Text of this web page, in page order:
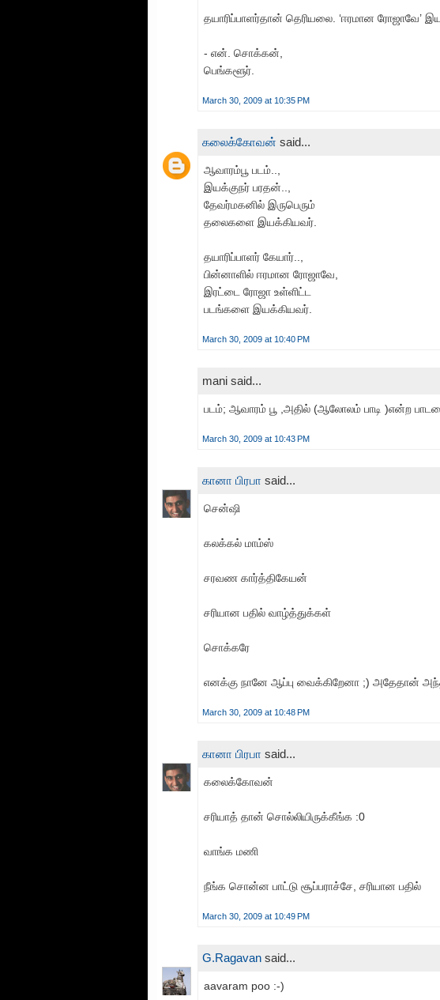
தயாரிப்பாளர்தான் தெரியலை. ‘ஈரமான ரோஜாவே’
- என். சொக்கன்,
பெங்களூர்.
March 30, 2009 at 10:35 PM
கலைக்கோவன் said...
ஆவாரம்பூ படம்..,
இயக்குநர் பரதன்..,
தேவர்மகனில் இருபெரும்
தலைகளை இயக்கியவர்.
தயாரிப்பாளர் கேயார்..,
பின்னாளில் ஈரமான ரோஜாவே,
இரட்டை ரோஜா உள்ளிட்ட
படங்களை இயக்கியவர்.
March 30, 2009 at 10:40 PM
mani said...
படம்; ஆவாரம் பூ ,அதில் (ஆலோலம் பாடி )என்ற
March 30, 2009 at 10:43 PM
கானா பிரபா said...
சென்ஷி
கலக்கல் மாம்ஸ்
சரவண கார்த்திகேயன்
சரியான பதில் வாழ்த்துக்கள்
சொக்கரே
எனக்கு நானே ஆப்பு வைக்கிறேனா ;) அதேதான்
March 30, 2009 at 10:48 PM
கானா பிரபா said...
கலைக்கோவன்
சரியாத் தான் சொல்லியிருக்கீங்க :0
வாங்க மணி
நீங்க சொன்ன பாட்டு சூப்பராச்சே, சரியான பதில்
March 30, 2009 at 10:49 PM
G.Ragavan said...
aavaram poo :-)